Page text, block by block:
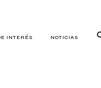
INTERÉS NOTICIAS